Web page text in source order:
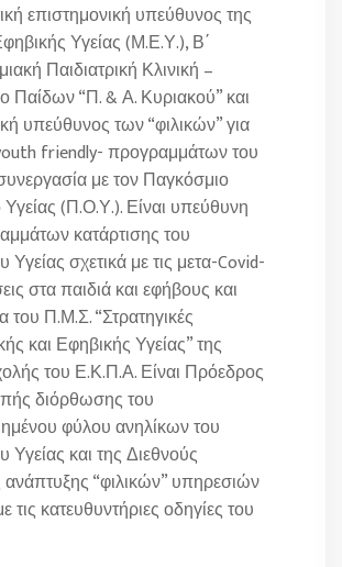
επιστημονική υπεύθυνος της
Υγείας (Μ.Ε.Υ.), Β΄
Παιδιατρική Κλινική –
Παίδων “Π. & Α. Κυριακού” και
υπεύθυνος των “φιλικών” για
friendly- προγραμμάτων του
με τον Παγκόσμιο
(Π.Ο.Υ.). Είναι υπεύθυνη
κατάρτισης του
σχετικά με τις μετα-Covid-
στα παιδιά και εφήβους και
του Π.Μ.Σ. “Στρατηγικές
και Εφηβικής Υγείας” της
του Ε.Κ.Π.Α. Είναι Πρόεδρος
διόρθωσης του
φύλου ανηλίκων του
Υγείας και της Διεθνούς
“φιλικών” υπηρεσιών
κατευθυντήριες οδηγίες του